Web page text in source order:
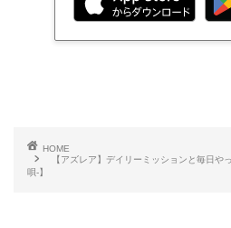
HOME
【アズレア】デイリーミッションと毎日や
唄-】